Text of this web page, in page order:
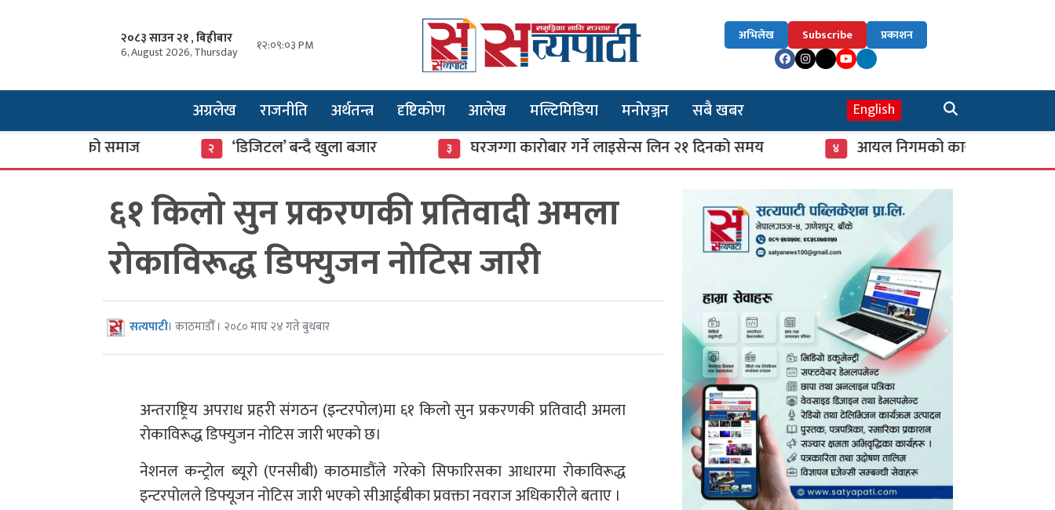
२०८३ साउन २१ , बिहीबार
6, August 2026, Thursday १२:०९:०३ PM
अभिलेख Subscribe प्रकाशन
अग्रलेख राजनीति अर्थतन्त्र दृष्टिकोण आलेख मल्टिमिडिया मनोरञ्जन सबै खबर English
डुबेको समाज ‘डिजिटल’ बन्दै खुला बजार घरजग्गा कारोबार गर्ने लाइसेन्स लिन २१ दिनको समय आयल निगमको कार्यकारी निर्देशकमा
६१ किलो सुन प्रकरणकी प्रतिवादी अमला
रोकाविरूद्ध डिफ्युजन नोटिस जारी
सत्यपाटी। काठमाडौँ । २०८० माघ २४ गते बुधबार
अन्तराष्ट्रिय अपराध प्रहरी संगठन (इन्टरपोल)मा ६१ किलो सुन प्रकरणकी प्रतिवादी अमला
रोकाविरूद्ध डिफ्युजन नोटिस जारी भएको छ।
नेशनल कन्ट्रोल ब्‍यूरो (एनसीबी) काठमाडौंले गरेको सिफारिसका आधारमा रोकाविरूद्ध
इन्टरपोलले डिफ्यूजन नोटिस जारी भएको सीआईबीका प्रवक्ता नवराज अधिकारीले बताए ।